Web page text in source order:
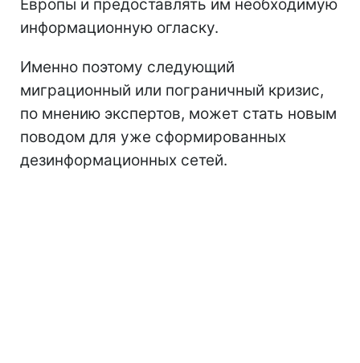
Европы и предоставлять им необходимую
информационную огласку.
Именно поэтому следующий
миграционный или пограничный кризис,
по мнению экспертов, может стать новым
поводом для уже сформированных
дезинформационных сетей.